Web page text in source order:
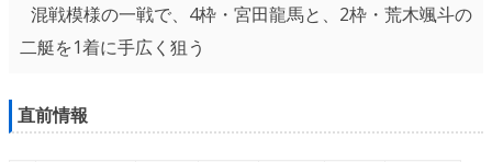
混戦模様の一戦で、4枠・宮田龍馬と、2枠・荒木颯斗の
二艇を1着に手広く狙う
直前情報